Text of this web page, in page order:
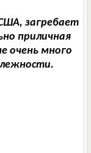
загребает
приличная
очень много